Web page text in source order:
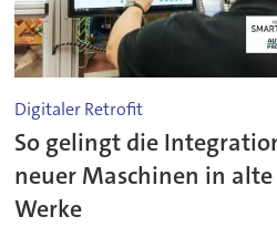
Digitaler Retrofit
So gelingt die
neuer Maschinen in alte
Werke